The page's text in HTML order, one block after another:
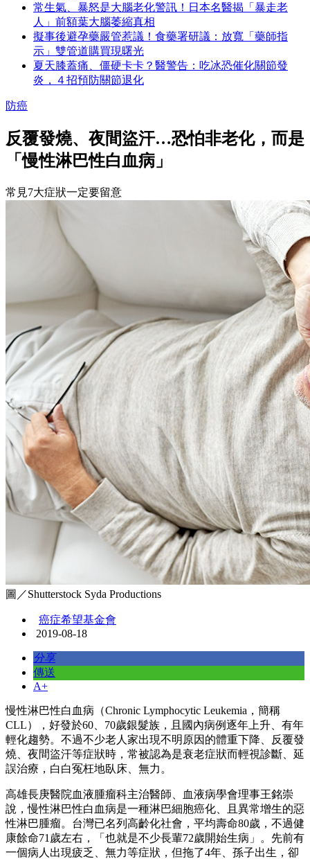
常生氣、暴怒是大腦老化警訊！日本名醫揭「暴走老
人」前額葉大腦萎縮真相
擬事後避孕藥嚴管惹議！食藥署研議：放寬「藥師指
示」雙管道購買現曙光
夏天膝蓋痛、僵硬卡卡？醫警告：吃冰恐催化關節發
炎，４招預防關節退化
防癌
反覆發燒、夜間盜汗…恐怕非老化，而是
「慢性淋巴性白血病」
常見7大症狀一定要留意
圖／Shutterstock Syda Productions
癌症希望基金會
2019-08-18
分享
傳送
A+
慢性淋巴性白血病（Chronic Lymphocytic Leukemia，簡稱
CLL），好發於60、70歲銀髮族，且國內病例逐年上升、有年
輕化趨勢。不過不少老人家出現不明原因的體重下降、反覆發
燒、夜間盜汗等症狀時，常被認為是衰老症狀而輕視診斷、延
誤治療，白白冤枉地臥床、無力。
高雄長庚醫院血液腫瘤科主治醫師、血液病學會理事王銘崇
說，慢性淋巴性白血病是一種淋巴細胞癌化、且異常增生的惡
性淋巴腫瘤。台灣已名列高齡化社會，平均壽命80歲，不過健
康餘命71歲左右，「也就是不少長輩72歲開始生病」。先前有
一個病人出現疲乏、無力等症狀，但拖了4年、孫子出生，卻